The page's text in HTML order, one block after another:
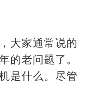
大家通常说的
的老问题了。
是什么。尽管